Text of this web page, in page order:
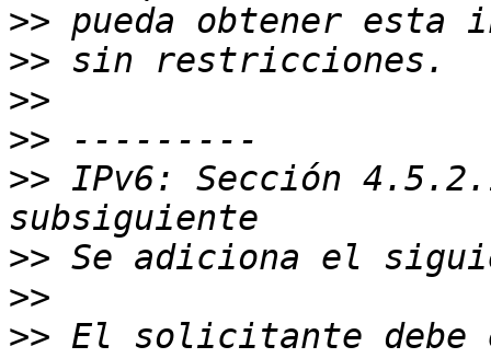
>>
>>
>>
>>
>> IPv6: Sección
>>
>>
>> El solicitante debe